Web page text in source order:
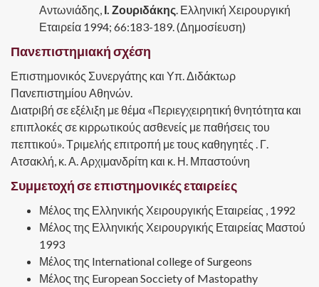
Αντωνιάδης, Ι. Ζουριδάκης . Ελληνική Χειρουργική
Εταιρεία 1994; 66:183-189. (Δημοσίευση)
Πανεπιστημιακή σχέση
Επιστημονικός Συνεργάτης και Υπ. Διδάκτωρ
Πανεπιστημίου Αθηνών.
Διατριβή σε εξέλιξη με θέμα «Περιεγχειρητική θνητότητα και
επιπλοκές σε κιρρωτικούς ασθενείς με παθήσεις του
πεπτικού». Τριμελής επιτροπή με τους καθηγητές . Γ.
Ατσακλή, κ. Α. Αρχιμανδρίτη και κ. Η. Μπαστούνη
Συμμετοχή σε επιστημονικές εταιρείες
Μέλος της Ελληνικής Χειρουργικής Εταιρείας , 1992
Μέλος της Ελληνικής Χειρουργικής Εταιρείας Μαστού
1993
Μέλος της International college of Surgeons
Μέλος της European Socciety of Mastopathy